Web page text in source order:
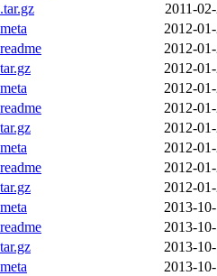
2011-
2012-
2012-
2012-
2012-
2012-
2012-
2012-
2012-
2012-
2013-
2013-
2013-
2013-